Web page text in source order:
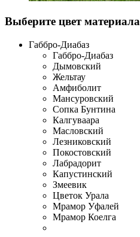
Выберите цвет материала
Габбро-Диабаз
Габбро-Диабаз
Дымовский
Жельтау
Амфиболит
Мансуровский
Сопка Бунтина
Калгуваара
Масловский
Лезниковский
Покостовский
Лабрадорит
Капустинский
Змеевик
Цветок Урала
Мрамор Уфалей
Мрамор Коелга